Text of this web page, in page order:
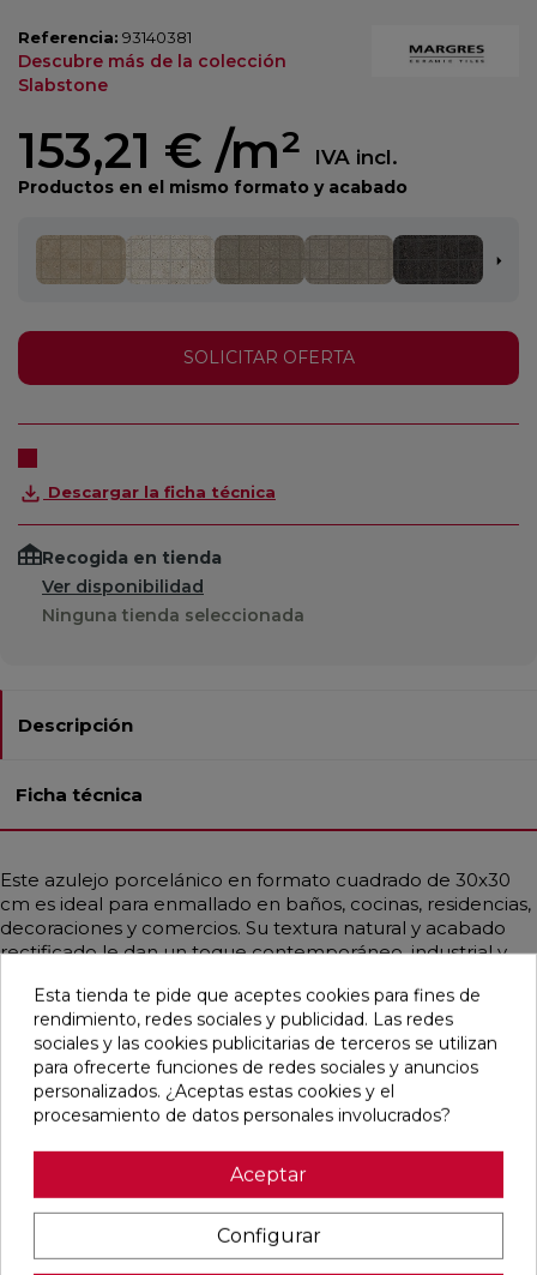
Referencia: 93140381
Descubre más de la colección
Slabstone
153,21 € /m² IVA incl.
Productos en el mismo formato y acabado
SOLICITAR OFERTA
Descargar la ficha técnica
Recogida en tienda
Ver disponibilidad
Ninguna tienda seleccionada
Descripción
Ficha técnica
Este azulejo porcelánico en formato cuadrado de 30x30
cm es ideal para enmallado en baños, cocinas, residencias,
decoraciones y comercios. Su textura natural y acabado
rectificado le dan un toque contemporáneo, industrial y
tonos crema y beige. Es resistente a cargas pesadas,
choques térmicos, hielo, fuego y bacterias, lo que lo hace
duradero y fácil de mantener. Además, su instalación y
limpieza son sencillas, facilitando su uso en diversos
espacios.
Pensamos que te puede interesar
Esta tienda te pide que aceptes cookies para fines de
rendimiento, redes sociales y publicidad. Las redes
sociales y las cookies publicitarias de terceros se utilizan
para ofrecerte funciones de redes sociales y anuncios
personalizados. ¿Aceptas estas cookies y el
procesamiento de datos personales involucrados?
Aceptar
Configurar